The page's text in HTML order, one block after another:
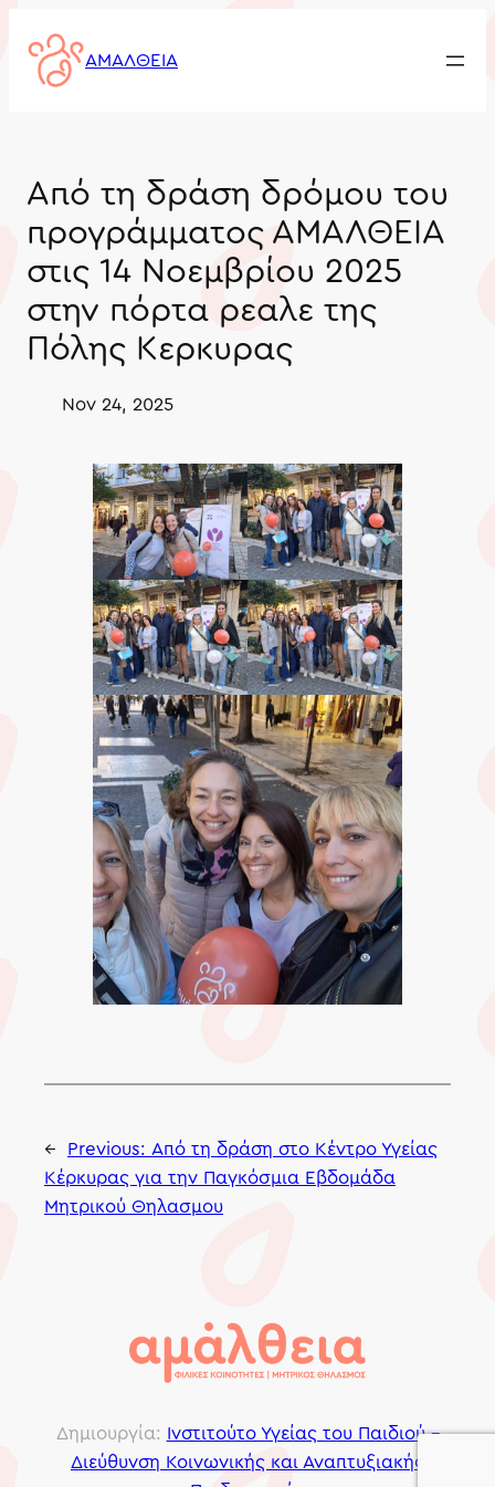
content
ΑΜΑΛΘΕΙΑ
Από τη δράση δρόμου του
προγράμματος ΑΜΑΛΘΕΙΑ
στις 14 Νοεμβρίου 2025
στην πόρτα ρεαλε της
Πόλης Κερκυρας
Nov 24, 2025
← Previous: Από τη δράση στο Κέντρο Υγείας
Κέρκυρας για την Παγκόσμια Εβδομάδα
Μητρικού Θηλασμου
Δημιουργία: Ινστιτούτο Υγείας του Παιδιού –
Διεύθυνση Κοινωνικής και Αναπτυξιακής